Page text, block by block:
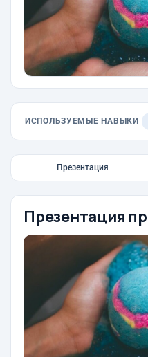
ИСПОЛЬЗУЕМЫЕ НАВЫКИ
Презентация
Презентация